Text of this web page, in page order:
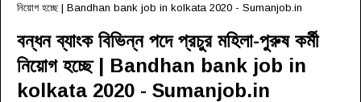
নিয়োগ হচ্ছে | Bandhan bank job in kolkata 2020 - Sumanjob.in
বন্ধন ব্যাংক বিভিন্ন পদে প্রচুর মহিলা-পুরুষ কর্মী
নিয়োগ হচ্ছে | Bandhan bank job in
kolkata 2020 - Sumanjob.in